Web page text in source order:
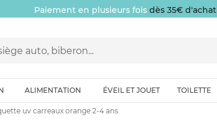
Paiement en plusieurs fois dès 35€ d'achat
ALIMENTATION ÉVEIL ET JOUET TOILETTE
uv carreaux orange 2-4 ans